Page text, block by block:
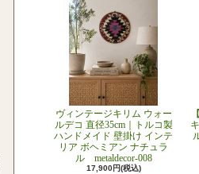
ヴィンテージキリム ウォー
ルデコ 直径35cm｜トルコ製
ハンドメイド 壁掛け インテ
リア ボヘミアン ナチュラ
ル metaldecor-008
17,900円(税込)